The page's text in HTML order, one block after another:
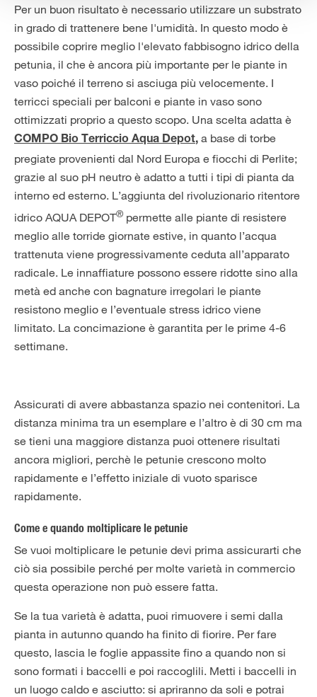
Per un buon risultato è necessario utilizzare un substrato
in grado di trattenere bene l'umidità. In questo modo è
possibile coprire meglio l'elevato fabbisogno idrico della
petunia, il che è ancora più importante per le piante in
vaso poiché il terreno si asciuga più velocemente. I
terricci speciali per balconi e piante in vaso sono
ottimizzati proprio a questo scopo. Una scelta adatta è
COMPO Bio Terriccio Aqua Depot, a base di torbe
pregiate provenienti dal Nord Europa e fiocchi di Perlite;
grazie al suo pH neutro è adatto a tutti i tipi di pianta da
interno ed esterno. L’aggiunta del rivoluzionario ritentore
idrico AQUA DEPOT® permette alle piante di resistere
meglio alle torride giornate estive, in quanto l’acqua
trattenuta viene progressivamente ceduta all’apparato
radicale. Le innaffiature possono essere ridotte sino alla
metà ed anche con bagnature irregolari le piante
resistono meglio e l’eventuale stress idrico viene
limitato. La concimazione è garantita per le prime 4-6
settimane.
Assicurati di avere abbastanza spazio nei contenitori. La
distanza minima tra un esemplare e l’altro è di 30 cm ma
se tieni una maggiore distanza puoi ottenere risultati
ancora migliori, perchè le petunie crescono molto
rapidamente e l’effetto iniziale di vuoto sparisce
rapidamente.
Come e quando moltiplicare le petunie
Se vuoi moltiplicare le petunie devi prima assicurarti che
ciò sia possibile perché per molte varietà in commercio
questa operazione non può essere fatta.
Se la tua varietà è adatta, puoi rimuovere i semi dalla
pianta in autunno quando ha finito di fiorire. Per fare
questo, lascia le foglie appassite fino a quando non si
sono formati i baccelli e poi raccoglili. Metti i baccelli in
un luogo caldo e asciutto: si apriranno da soli e potrai